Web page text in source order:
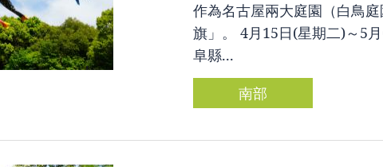
作為名古屋兩大庭園（白鳥
旗」。 4月15日(星期二)～5
阜縣...
南部